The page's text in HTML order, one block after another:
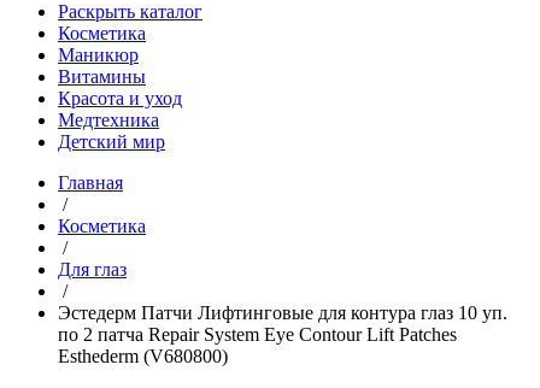
Раскрыть каталог
Косметика
Маникюр
Витамины
Красота и уход
Медтехника
Детский мир
Главная
/
Косметика
/
Для глаз
/
Эстедерм Патчи Лифтинговые для контура глаз 10 уп.
по 2 патча Repair System Eye Contour Lift Patches
Esthederm (V680800)